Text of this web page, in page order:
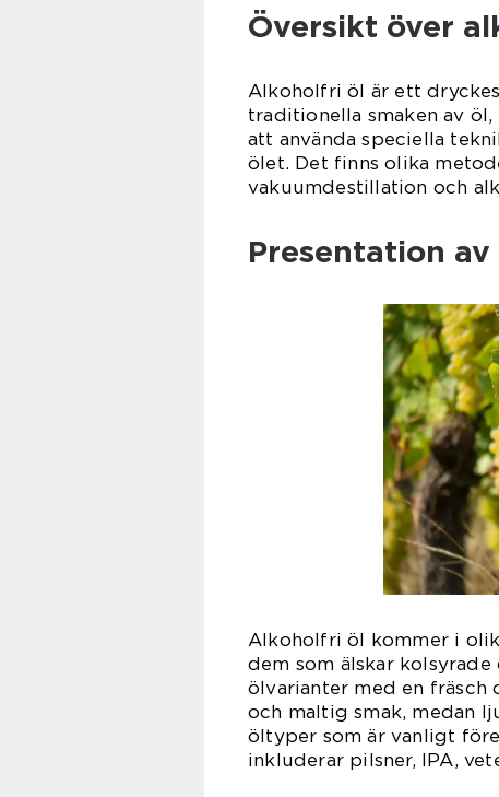
Översikt över
Alkoholfri öl är ett
traditionella smaken av
att använda speciella
ölet. Det finns olika
vakuumdestillation och
Presentation
Alkoholfri öl kommer i
dem som älskar
ölvarianter med en
och maltig smak, medan
öltyper som är vanligt
inkluderar pilsner, IPA,